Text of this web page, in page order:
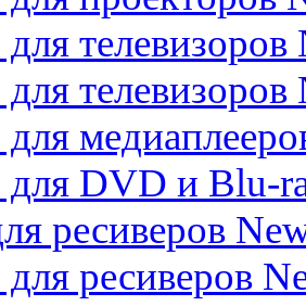
телевизоров
телевизоров
DVD и Blu-
ресиверов
ресиверов